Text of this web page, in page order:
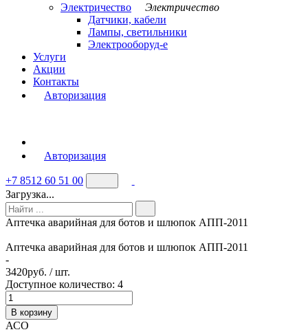
Электричество
Электричество
Датчики, кабели
Лампы, светильники
Электрооборуд-е
Услуги
Акции
Контакты
Авторизация
Авторизация
+7 8512 60 51 00
Загрузка...
Аптечка аварийная для ботов и шлюпок АПП-2011
Аптечка аварийная для ботов и шлюпок АПП-2011
-
3420руб. / шт.
Доступное количество: 4
В корзину
АСО